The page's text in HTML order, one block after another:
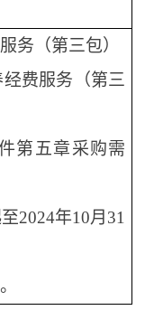
务（第三包）
费服务（第三
第五章采购需
2024年10月31